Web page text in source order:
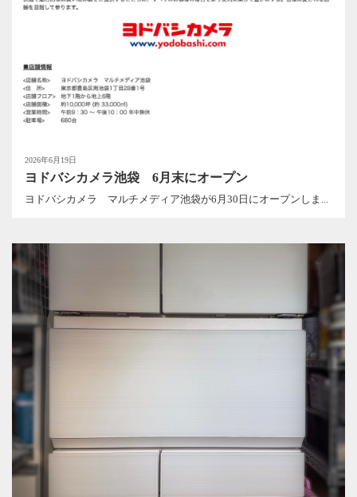
2026年6月19日
ヨドバシカメラ池袋 6月末にオープン
ヨドバシカメラ マルチメディア池袋が6月30日にオープンしま...